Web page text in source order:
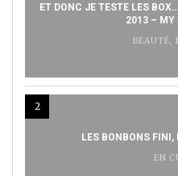
ET DONC JE TESTE LES
2013 – MY
BEAUTÉ,
2
LES BONBONS FINI,
EN